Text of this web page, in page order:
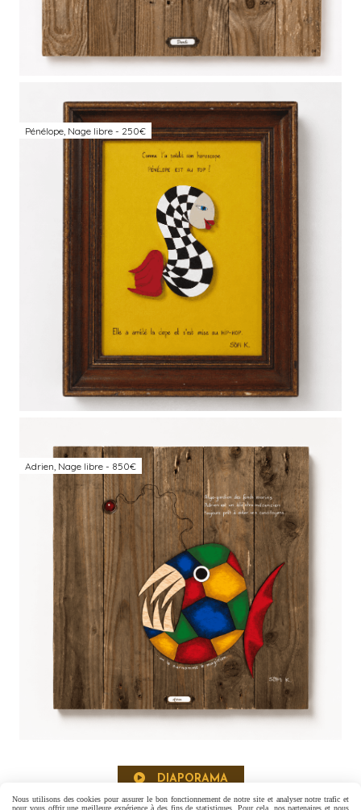
Pénélope, Nage libre - 250€
Adrien, Nage libre - 850€
DIAPORAMA
Nous utilisons des cookies pour assurer le bon fonctionnement de notre site et analyser notre trafic et
pour vous offrir une meilleure expérience à des fins de statistiques. Pour cela, nos partenaires et nous